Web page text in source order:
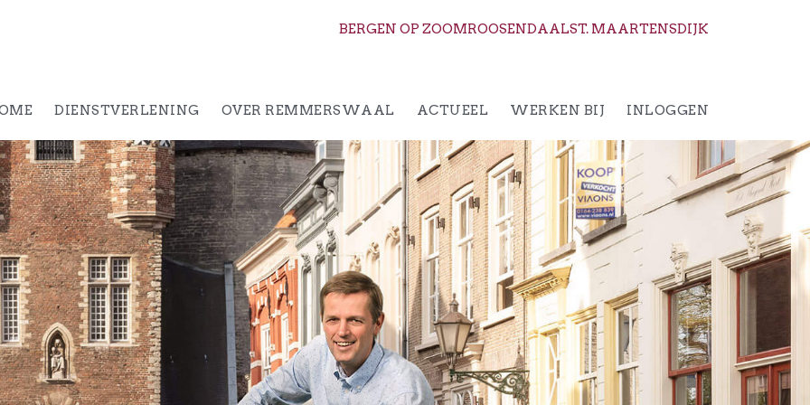
BERGEN OP ZOOMROOSENDAALST. MAARTENSDIJK
DIENSTVERLENING OVER REMMERSWAAL ACTUEEL WERKEN BIJ INLOGGEN